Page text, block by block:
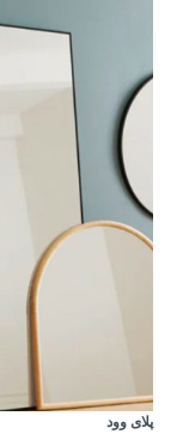
پلای وود